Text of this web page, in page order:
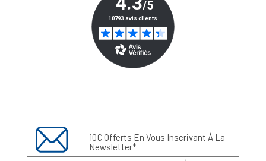
10€ Offerts En Vous Inscrivant À La
Newsletter*